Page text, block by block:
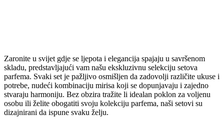
Zaronite u svijet gdje se ljepota i elegancija spajaju u savršenom
skladu, predstavljajući vam našu ekskluzivnu selekciju setova
parfema. Svaki set je pažljivo osmišljen da zadovolji različite ukuse i
potrebe, nudeći kombinaciju mirisa koji se dopunjavaju i zajedno
stvaraju harmoniju. Bez obzira tražite li idealan poklon za voljenu
osobu ili želite obogatiti svoju kolekciju parfema, naši setovi su
dizajnirani da ispune svaku želju.